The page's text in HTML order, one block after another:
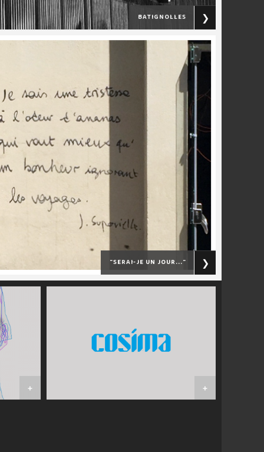
❯
batignolles
❯
"serai-je un jour..."
+ +